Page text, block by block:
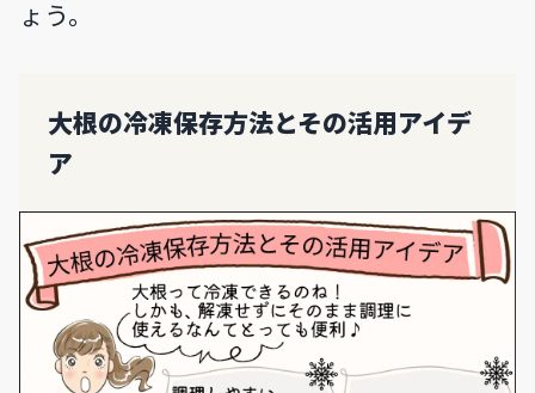
ょう。
大根の冷凍保存方法とその活用アイデ
ア